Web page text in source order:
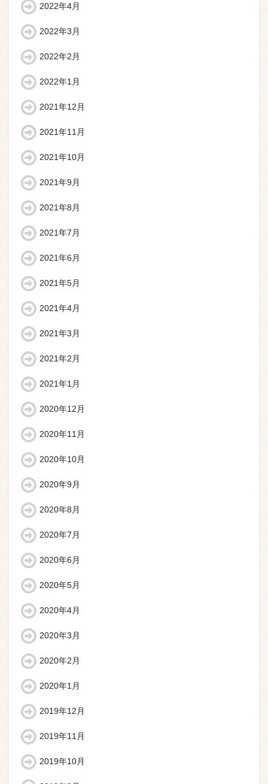
2022年4月
2022年3月
2022年2月
2022年1月
2021年12月
2021年11月
2021年10月
2021年9月
2021年8月
2021年7月
2021年6月
2021年5月
2021年4月
2021年3月
2021年2月
2021年1月
2020年12月
2020年11月
2020年10月
2020年9月
2020年8月
2020年7月
2020年6月
2020年5月
2020年4月
2020年3月
2020年2月
2020年1月
2019年12月
2019年11月
2019年10月